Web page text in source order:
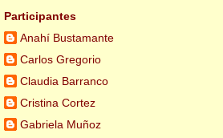
Participantes
Anahí Bustamante
Carlos Gregorio
Claudia Barranco
Cristina Cortez
Gabriela Muñoz